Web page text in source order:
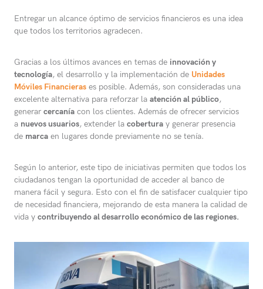
Entregar un alcance óptimo de servicios financieros es una idea
que todos los territorios agradecen.
Gracias a los últimos avances en temas de innovación y
tecnología, el desarrollo y la implementación de Unidades
Móviles Financieras es posible. Además, son consideradas una
excelente alternativa para reforzar la atención al público,
generar cercanía con los clientes. Además de ofrecer servicios
a nuevos usuarios, extender la cobertura y generar presencia
de marca en lugares donde previamente no se tenía.
Según lo anterior, este tipo de iniciativas permiten que todos los
ciudadanos tengan la oportunidad de acceder al banco de
manera fácil y segura. Esto con el fin de satisfacer cualquier tipo
de necesidad financiera, mejorando de esta manera la calidad de
vida y contribuyendo al desarrollo económico de las regiones.